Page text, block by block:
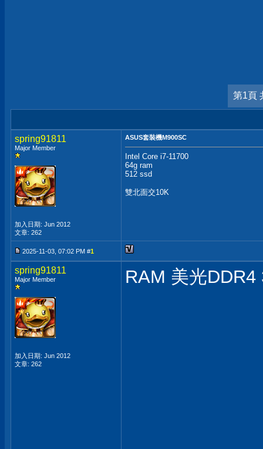
第1頁
spring91811
Major Member
加入日期: Jun 2012
文章: 262
ASUS套裝機M900SC
Intel Core i7-11700
64g ram
512 ssd
雙北面交10K
2025-11-03, 07:02 PM #1
spring91811
Major Member
加入日期: Jun 2012
文章: 262
RAM 美光DDR4